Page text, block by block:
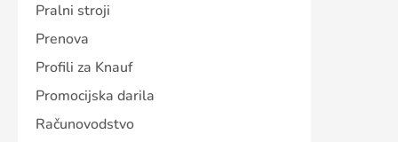
Pralni stroji
Prenova
Profili za Knauf
Promocijska darila
Računovodstvo